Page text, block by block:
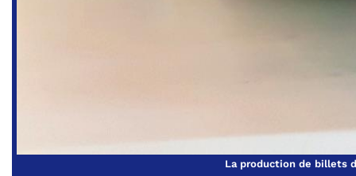
La production de billets